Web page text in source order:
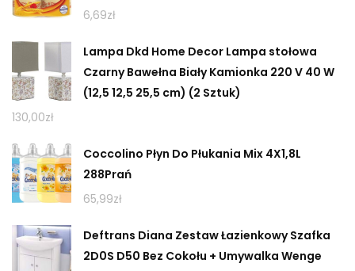
6,69zł
Lampa Dkd Home Decor Lampa stołowa
Czarny Bawełna Biały Kamionka 220 V 40 W
(12,5 12,5 25,5 cm) (2 Sztuk)
130,00zł
Coccolino Płyn Do Płukania Mix 4X1,8L
288Prań
65,99zł
Deftrans Diana Zestaw Łazienkowy Szafka
2D0S D50 Bez Cokołu + Umywalka Wenge